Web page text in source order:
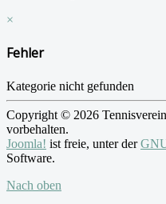
×
Fehler
Kategorie nicht gefunden
Copyright © 2026
vorbehalten.
Joomla! ist freie, unter der
Software.
Nach oben